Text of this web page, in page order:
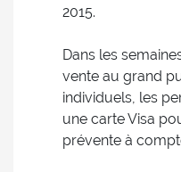
2015.
Dans les
vente au grand
individuels, les
une carte Visa
prévente à